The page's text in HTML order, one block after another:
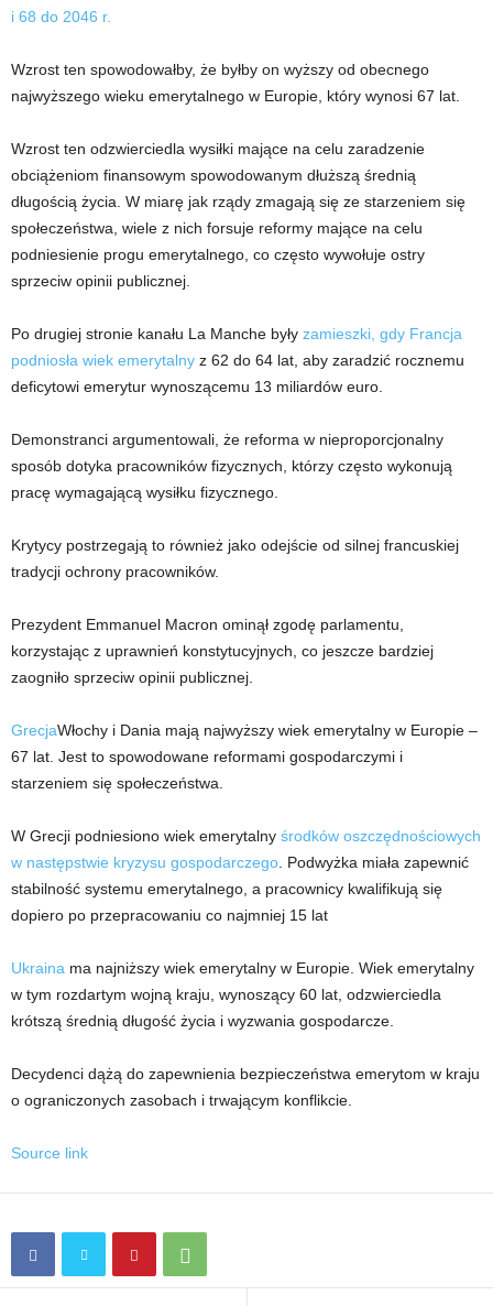
i 68 do 2046 r.
Wzrost ten spowodowałby, że byłby on wyższy od obecnego
najwyższego wieku emerytalnego w Europie, który wynosi 67 lat.
Wzrost ten odzwierciedla wysiłki mające na celu zaradzenie
obciążeniom finansowym spowodowanym dłuższą średnią
długością życia. W miarę jak rządy zmagają się ze starzeniem się
społeczeństwa, wiele z nich forsuje reformy mające na celu
podniesienie progu emerytalnego, co często wywołuje ostry
sprzeciw opinii publicznej.
Po drugiej stronie kanału La Manche były zamieszki, gdy Francja
podniosła wiek emerytalny z 62 do 64 lat, aby zaradzić rocznemu
deficytowi emerytur wynoszącemu 13 miliardów euro.
Demonstranci argumentowali, że reforma w nieproporcjonalny
sposób dotyka pracowników fizycznych, którzy często wykonują
pracę wymagającą wysiłku fizycznego.
Krytycy postrzegają to również jako odejście od silnej francuskiej
tradycji ochrony pracowników.
Prezydent Emmanuel Macron ominął zgodę parlamentu,
korzystając z uprawnień konstytucyjnych, co jeszcze bardziej
zaogniło sprzeciw opinii publicznej.
GrecjaWłochy i Dania mają najwyższy wiek emerytalny w Europie –
67 lat. Jest to spowodowane reformami gospodarczymi i
starzeniem się społeczeństwa.
W Grecji podniesiono wiek emerytalny środków oszczędnościowych
w następstwie kryzysu gospodarczego . Podwyżka miała zapewnić
stabilność systemu emerytalnego, a pracownicy kwalifikują się
dopiero po przepracowaniu co najmniej 15 lat
Ukraina ma najniższy wiek emerytalny w Europie. Wiek emerytalny
w tym rozdartym wojną kraju, wynoszący 60 lat, odzwierciedla
krótszą średnią długość życia i wyzwania gospodarcze.
Decydenci dążą do zapewnienia bezpieczeństwa emerytom w kraju
o ograniczonych zasobach i trwającym konflikcie.
Source link